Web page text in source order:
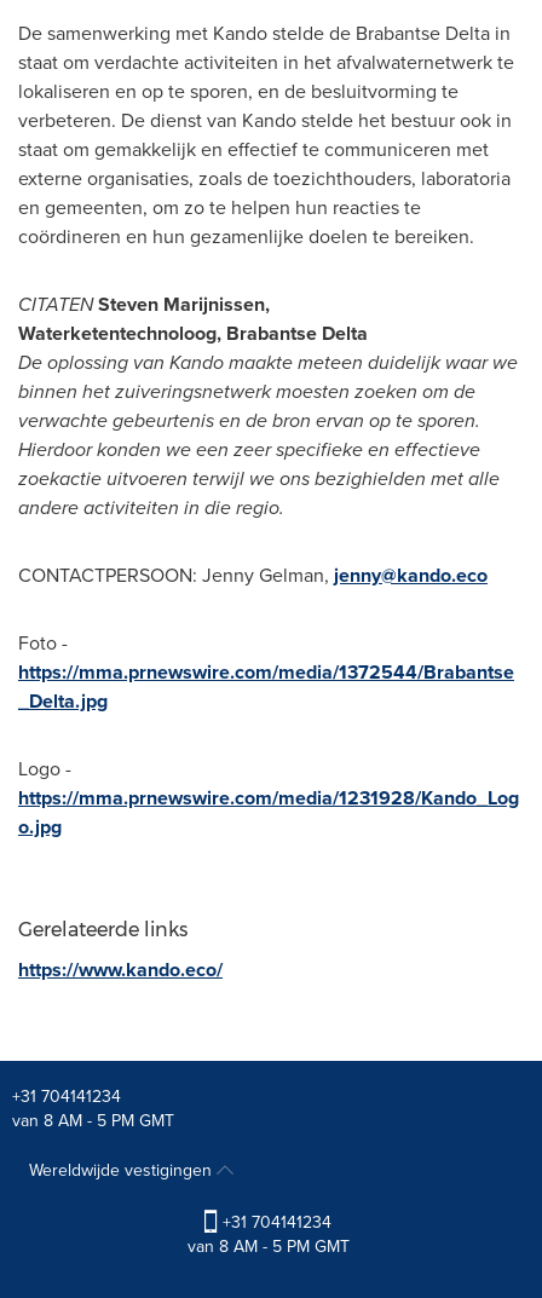
De samenwerking met Kando stelde de Brabantse Delta in
staat om verdachte activiteiten in het afvalwaternetwerk te
lokaliseren en op te sporen, en de besluitvorming te
verbeteren. De dienst van Kando stelde het bestuur ook in
staat om gemakkelijk en effectief te communiceren met
externe organisaties, zoals de toezichthouders, laboratoria
en gemeenten, om zo te helpen hun reacties te
coördineren en hun gezamenlijke doelen te bereiken.
CITATENSteven Marijnissen,
Waterketentechnoloog, Brabantse Delta
De oplossing van Kando maakte meteen duidelijk waar we
binnen het zuiveringsnetwerk moesten zoeken om de
verwachte gebeurtenis en de bron ervan op te sporen.
Hierdoor konden we een zeer specifieke en effectieve
zoekactie uitvoeren terwijl we ons bezighielden met alle
andere activiteiten in die regio.
CONTACTPERSOON: Jenny Gelman, jenny@kando.eco
Foto -
https://mma.prnewswire.com/media/1372544/Brabantse
_Delta.jpg
Logo -
https://mma.prnewswire.com/media/1231928/Kando_Log
o.jpg
Gerelateerde links
https://www.kando.eco/
+31 704141234
van 8 AM - 5 PM GMT
Wereldwijde vestigingen
+31 704141234
van 8 AM - 5 PM GMT